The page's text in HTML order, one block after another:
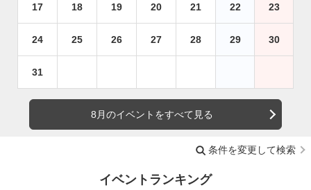
17 18 19 20 21 22 23
24 25 26 27 28 29 30
31
8月のイベントをすべて見る
条件を変更して検索
イベントランキング